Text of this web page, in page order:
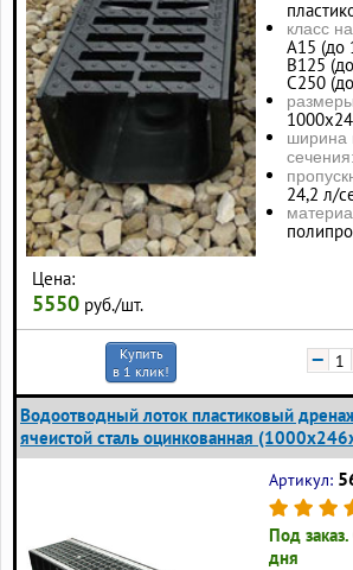
Цена:
5550 руб./шт.
класс
А15 (до
В125
С250
ширина
сечения:
24,2 л/
Купить
в 1 клик!
−
Водоотводный лоток пластиковый
ячеистой сталь оцинкованная
Артикул:
Под
дня